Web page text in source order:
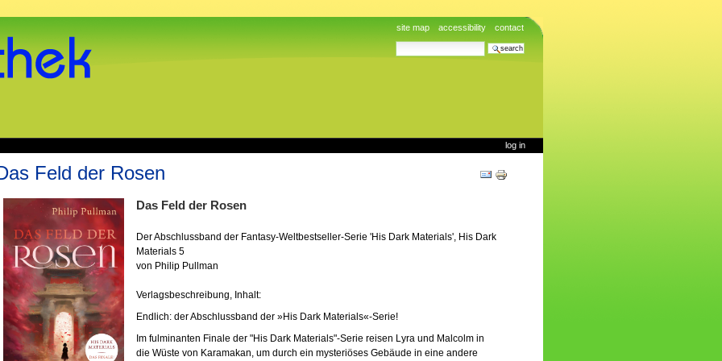
site map accessibility
contact
search site
log in
Document
Actions
Feld der Rosen
Das Feld der Rosen
Der Abschlussband der Fantasy-Weltbestseller-Serie 'His Dark Materials', His Dark
Materials 5
von Philip Pullman
Verlagsbeschreibung, Inhalt:
Endlich: der Abschlussband der »His Dark Materials«-Serie!
Im fulminanten Finale der "His Dark Materials"-Serie reisen Lyra und Malcolm in
die Wüste von Karamakan, um durch ein mysteriöses Gebäude in eine andere